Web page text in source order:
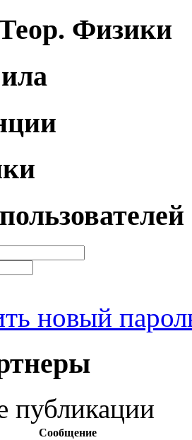
Физики
новый
публикации
Сообщение